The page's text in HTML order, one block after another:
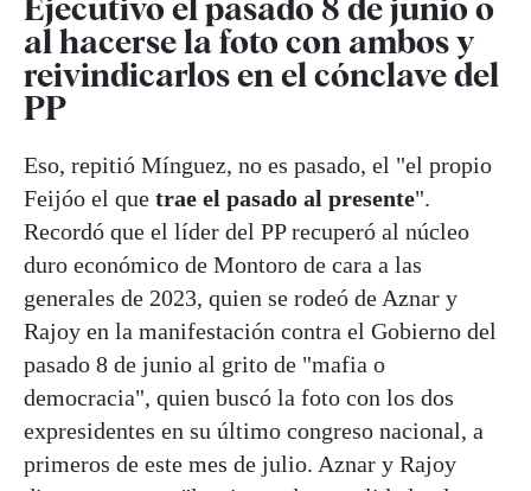
al hacerse la foto con ambos y
reivindicarlos en el cónclave del
PP
Eso, repitió Mínguez, no es pasado, el "el propio
Feijóo el que trae el pasado al presente".
Recordó que el líder del PP recuperó al núcleo
duro económico de Montoro de cara a las
generales de 2023, quien se rodeó de Aznar y
Rajoy en la manifestación contra el Gobierno del
pasado 8 de junio al grito de "mafia o
democracia", quien buscó la foto con los dos
expresidentes en su último congreso nacional, a
primeros de este mes de julio. Aznar y Rajoy